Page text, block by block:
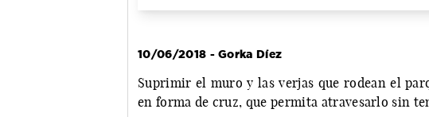
10/06/2018 - Gorka Díez
Suprimir el muro y las verjas que rodean el
en forma de cruz, que permita atravesarlo sin